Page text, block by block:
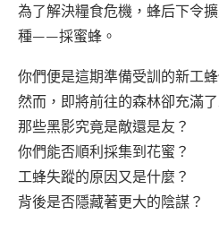
為了解決糧食危機，蜂后下令
種——採蜜蜂。
你們便是這期準備受訓的新工蜂
然而，即將前往的森林卻充滿
那些黑影究竟是敵還是友？
你們能否順利採集到花蜜？
工蜂失蹤的原因又是什麼？
背後是否隱藏著更大的陰謀？